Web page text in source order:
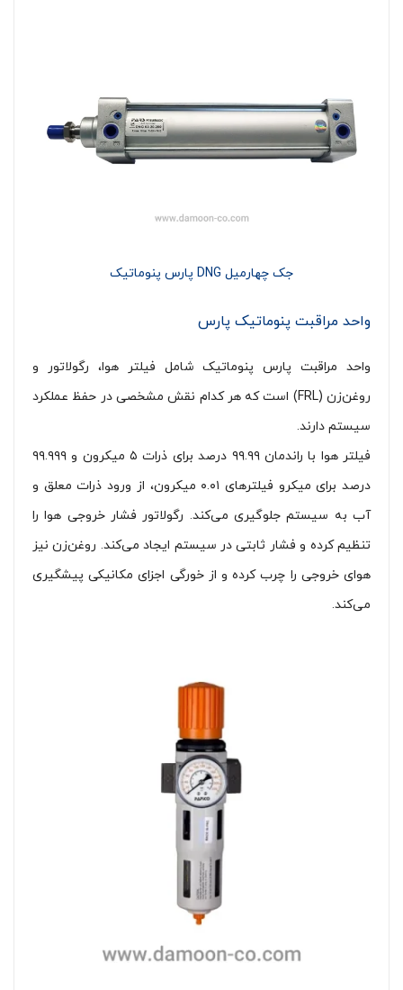
جک چهارمیل DNG پارس پنوماتیک
واحد مراقبت پنوماتیک پارس
واحد مراقبت پارس پنوماتیک شامل فیلتر هوا، رگولاتور و
روغن‌زن (FRL) است که هر کدام نقش مشخصی در حفظ عملکرد
سیستم دارند.
فیلتر هوا با راندمان ۹۹.۹۹ درصد برای ذرات ۵ میکرون و ۹۹.۹۹۹
درصد برای میکرو فیلترهای ۰.۰۱ میکرون، از ورود ذرات معلق و
آب به سیستم جلوگیری می‌کند. رگولاتور فشار خروجی هوا را
تنظیم کرده و فشار ثابتی در سیستم ایجاد می‌کند. روغن‌زن نیز
هوای خروجی را چرب کرده و از خورگی اجزای مکانیکی پیشگیری
می‌کند.